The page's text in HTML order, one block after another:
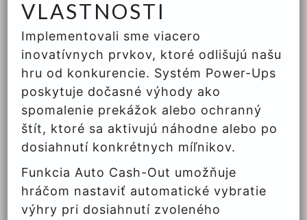
VLASTNOSTI
Implementovali sme viacero
inovatívnych prvkov, ktoré odlišujú našu
hru od konkurencie. Systém Power-Ups
poskytuje dočasné výhody ako
spomalenie prekážok alebo ochranný
štít, ktoré sa aktivujú náhodne alebo po
dosiahnutí konkrétnych míľnikov.
Funkcia Auto Cash-Out umožňuje
hráčom nastaviť automatické vybratie
výhry pri dosiahnutí zvoleného